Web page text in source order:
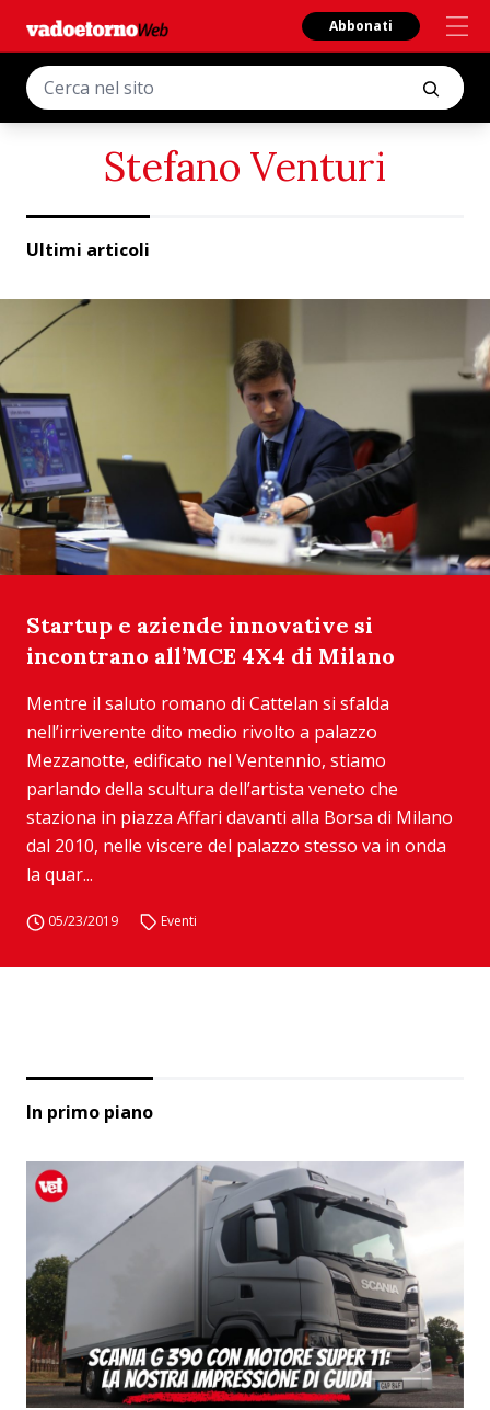
Abbonati
Stefano Venturi
Ultimi articoli
Startup e aziende innovative si
incontrano all’MCE 4X4 di Milano
Mentre il saluto romano di Cattelan si sfalda
nell’irriverente dito medio rivolto a palazzo
Mezzanotte, edificato nel Ventennio, stiamo
parlando della scultura dell’artista veneto che
staziona in piazza Affari davanti alla Borsa di Milano
dal 2010, nelle viscere del palazzo stesso va in onda
la quar...
05/23/2019 Eventi
In primo piano